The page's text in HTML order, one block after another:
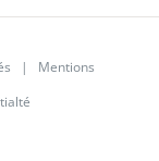
| Mentions